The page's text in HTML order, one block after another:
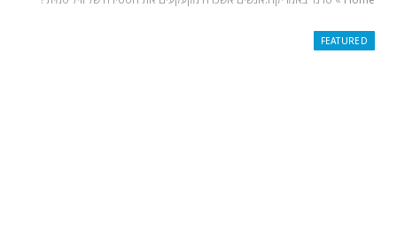
FEATURED